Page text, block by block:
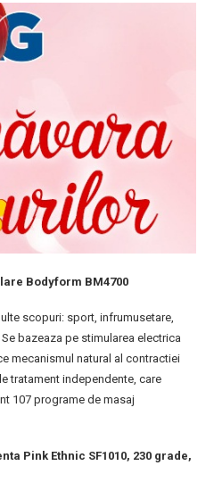
Bodyform BM4700
scopuri: sport, infrumusetare,
bazeaza pe stimularea electrica
mecanismul natural al contractiei
tratament independente, care
107 programe de masaj
Pink Ethnic SF1010, 230 grade,